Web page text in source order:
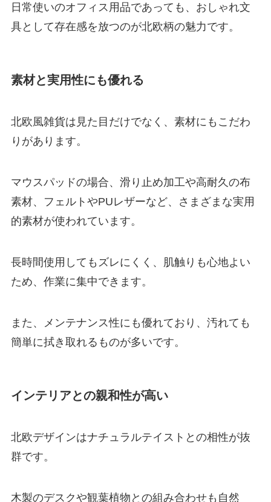
日常使いのオフィス用品であっても、おしゃれ文
具として存在感を放つのが北欧柄の魅力です。
素材と実用性にも優れる
北欧風雑貨は見た目だけでなく、素材にもこだわ
りがあります。
マウスパッドの場合、滑り止め加工や高耐久の布
素材、フェルトやPUレザーなど、さまざまな実用
的素材が使われています。
長時間使用してもズレにくく、肌触りも心地よい
ため、作業に集中できます。
また、メンテナンス性にも優れており、汚れても
簡単に拭き取れるものが多いです。
インテリアとの親和性が高い
北欧デザインはナチュラルテイストとの相性が抜
群です。
木製のデスクや観葉植物との組み合わせも自然